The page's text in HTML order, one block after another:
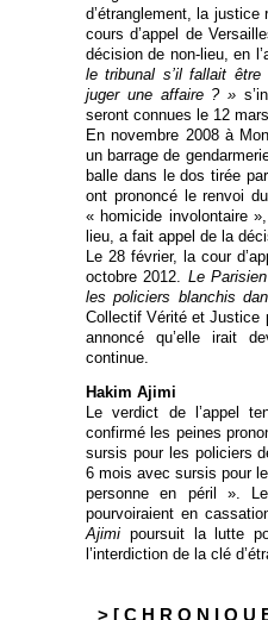
d’étranglement, la
cours d’appel de
décision de non-lieu, en
le tribunal s’il fallait être
juger une affaire ? »
seront connues le 12
En novembre 2008 à
un barrage de
balle dans le dos tirée
ont prononcé le renvoi
« homicide involontaire
lieu, a fait appel de la
Le 28 février, la cour
octobre 2012. Le Parisien
les policiers blanchis
Collectif Vérité et Justice
annoncé qu’elle irait
continue.
Hakim Ajimi
Le verdict de l’appel
confirmé les peines
sursis pour les policiers
6 mois avec sursis pour
personne en péril ».
pourvoiraient en
Ajimi poursuit la lutte
l’interdiction de la clé
> [ C H R O N I Q U